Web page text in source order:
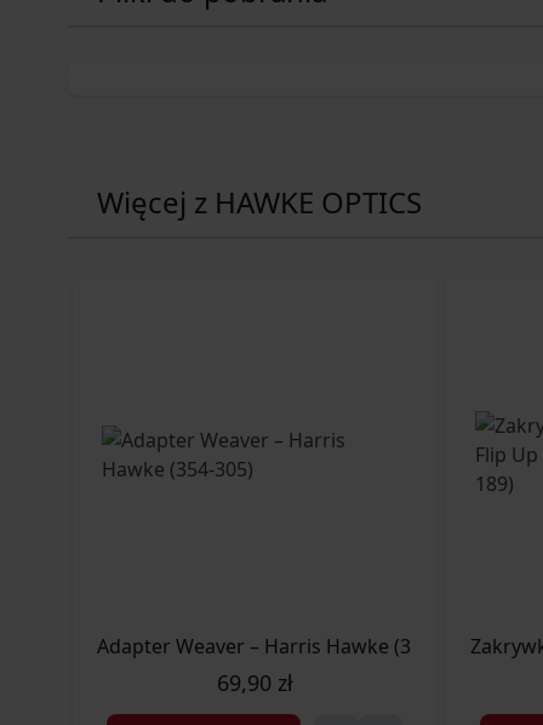
Więcej z HAWKE OPTICS
Adapter Weaver – Harris Hawke (354-305)
69,90 zł